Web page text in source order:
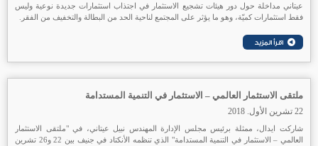
عيتاني مداخلة حول دور هيئات تشجيع الاستثمار في اجتذاب استثمارات جديدة نوعية وليس
فقط استثمارات كميّة، وهو ما يؤثر على المجتمع لناحية الحد من البطالة والتخفيف من الفقر.
ملتقى الاستثمار العالمي – الاستثمار في التنمية المستدامة
22 تشرين الأول. 2018
شاركت ايدال، ممثلة برئيس مجلس الإدارة المهندس نبيل عيتاني، في "ملتقى الاستثمار
العالمي – الاستثمار في التنمية المستدامة" الذي تنظمه الأنكتاد في جنيف بين 22 و26 تشرين